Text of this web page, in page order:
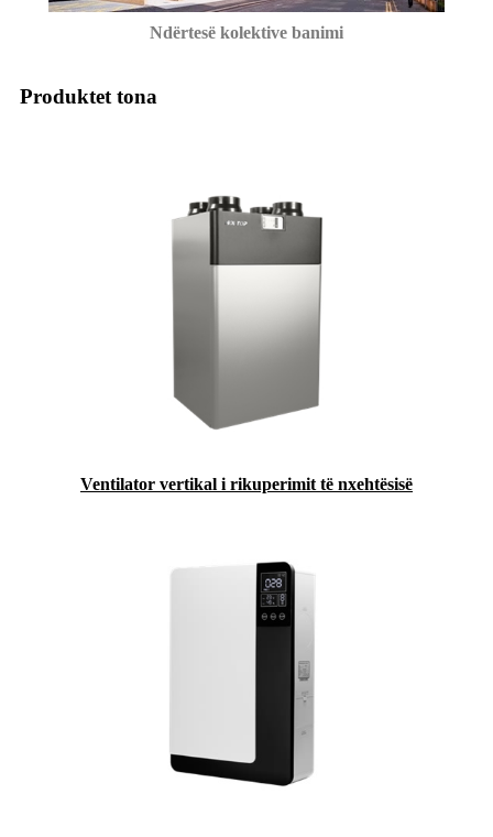
Ndërtesë kolektive banimi
Produktet tona
Ventilator vertikal i rikuperimit të nxehtësisë